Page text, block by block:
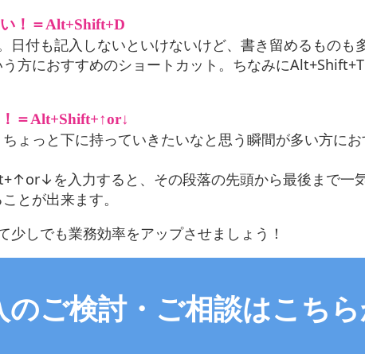
！＝Alt+Shift+D
付も記入しないといけないけど、書き留めるものも
方におすすめのショートカット。ちなみに
＝Alt+Shift+↑or↓
ょっと下に持っていきたいなと思う瞬間が多い方に
を入力すると、その段落の先頭から最後まで一
とが出来ます。
しでも業務効率をアップさせましょう！
のご検討・ご相談はこち